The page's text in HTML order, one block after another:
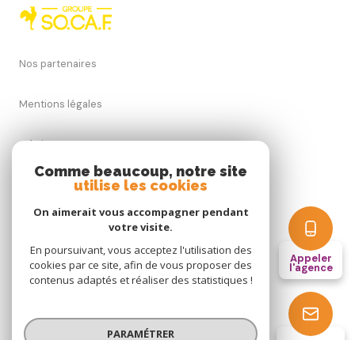
Appeler
l'agence
Nos partenaires
Mentions légales
Admin
Nos honoraires
Cookies
© 2026 | Tous droits réservés
Comme beaucoup, notre site
utilise les cookies
On aimerait vous accompagner pendant
votre visite.
En poursuivant, vous acceptez l'utilisation des
cookies par ce site, afin de vous proposer des
contenus adaptés et réaliser des statistiques !
PARAMÉTRER